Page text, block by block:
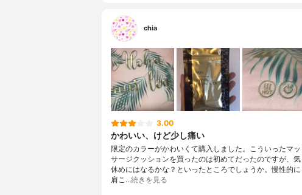
chia
3.00
かわいい、けど少し痛い
限定のカラーがかわいくて購入しました。こういったマッ
サージクッションを買ったのは初めてだったのですが、気
休めにはなるかな？といったところでしょうか。慢性的に
肩こ…続きを見る